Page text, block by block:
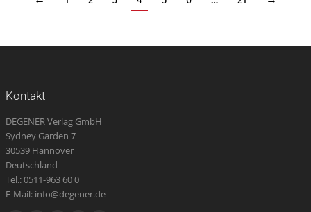
Kontakt
DEGENER Verlag GmbH
Sydney Garden 7
30539 Hannover
Deutschland
Tel.: 0511-963 60 0
E-Mail: info@degener.de